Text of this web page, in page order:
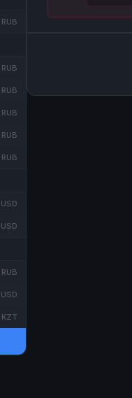
RUB
RUB
RUB
RUB
RUB
RUB
USD
USD
RUB
USD
KZT